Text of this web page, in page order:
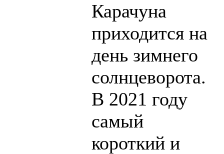
Карачуна
приходится на
день зимнего
солнцеворота.
В 2021 году
самый
короткий и